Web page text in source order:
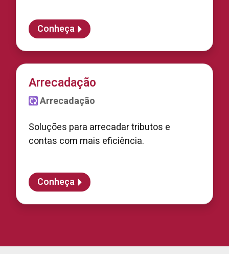
Conheça
Arrecadação
Arrecadação
Soluções para arrecadar tributos e
contas com mais eficiência.
Conheça